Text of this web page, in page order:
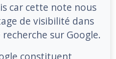
car cette note nous
de visibilité dans
sur Google.
constituent